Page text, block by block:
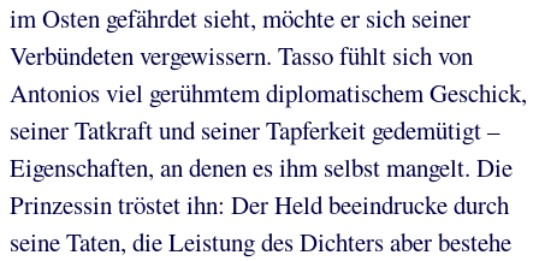
im Osten gefährdet sieht, möchte er sich seiner
Verbündeten vergewissern. Tasso fühlt sich von
Antonios viel gerühmtem diplomatischem Geschick,
seiner Tatkraft und seiner Tapferkeit gedemütigt –
Eigenschaften, an denen es ihm selbst mangelt. Die
Prinzessin tröstet ihn: Der Held beeindrucke durch
seine Taten, die Leistung des Dichters aber bestehe